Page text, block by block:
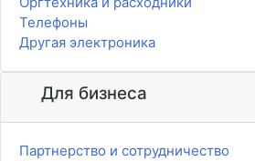
Телефоны
Другая электроника
Для бизнеса
Партнерство и сотрудничество